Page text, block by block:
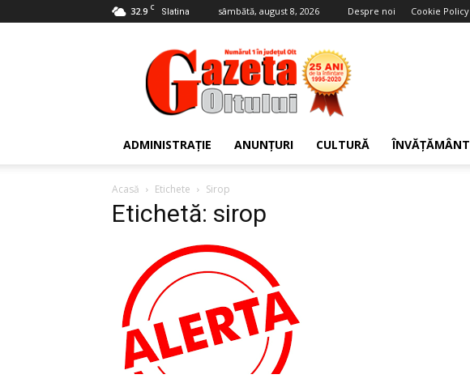
32.9 C Slatina sâmbătă, august 8, 2026 Despre noi Cookie Policy
Gazeta
Oltului
ADMINISTRAȚIE ANUNȚURI CULTURĂ ÎNVĂȚĂMÂNT
Acasă Etichete Sirop
Etichetă: sirop